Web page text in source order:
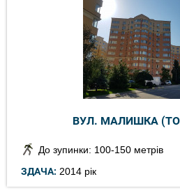
ВУЛ. МАЛИШКА
До зупинки: 100-150 метрів
ЗДАЧА: 2014 рік